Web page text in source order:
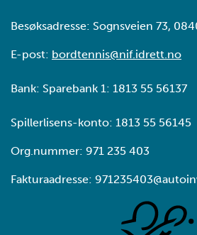
Besøksadresse: Sognsveien 73,
E-post: bordtennis@nif.idrett.no
Bank: Sparebank 1: 1813 55 56137
Spillerlisens-konto: 1813 55 56145
Org.nummer: 971 235 403
Fakturaadresse: